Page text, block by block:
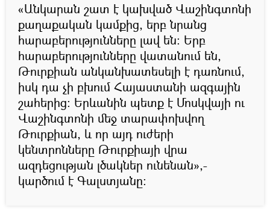
«Անկարան շատ է կախված Վաշինգտոնի
քաղաքական կամքից, երբ նրանց
հարաբերությունները լավ են։ Երբ
հարաբերությունները վատանում են,
Թուրքիան անկանխատեսելի է դառնում,
իսկ դա չի բխում Հայաստանի ազգային
շահերից։ Երևանին պետք է Մոսկվայի ու
Վաշինգտոնի մեջ տարափոխվող
Թուրքիան, և որ այդ ուժերի
կենտրոնները Թուրքիայի վրա
ազդեցության լծակներ ունենան»,-
կարծում է Գալստյանը։